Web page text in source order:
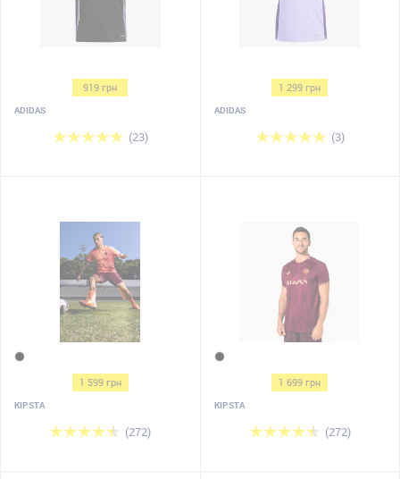
919 грн
ADIDAS
(23)
1 299 грн
ADIDAS
(3)
1 599 грн
KIPSTA
(272)
1 699 грн
KIPSTA
(272)